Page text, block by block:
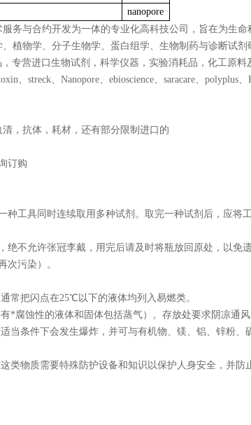
nanopore
务与合约开发为一体的专业化高科技公司，旨在为生
植物学、分子生物学、蛋白组学、生物制药与诊断试剂
专营进口生物试剂，科学仪器，实验消耗品，化工原料
、streck、Nanopore、ebioscience、saracare、polyplus
，抗体，耗材，还有部分限制进口的
订购
种工具同时连续取用多种试剂。取完一种试剂后，应将
不允许张冠李戴，用完后请及时将瓶放回原处，以免遗
次污染）。
常把闪点在25℃以下的液体均列入易燃类。
*腐蚀性的液体和固体包括蒸气）。存放处要求阴凉通风
当条件下会发生爆炸，并可与有机物、镁、铝、锌粉、
类物质需要特殊防护设备和知识以保护人身安全，并防